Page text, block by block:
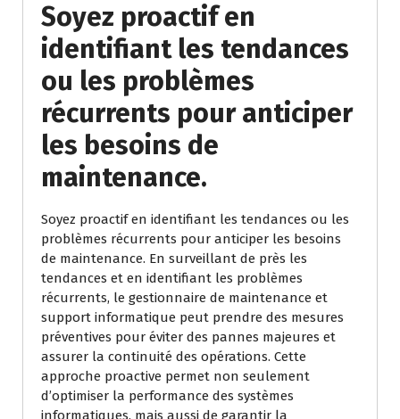
Soyez proactif en
identifiant les tendances
ou les problèmes
récurrents pour anticiper
les besoins de
maintenance.
Soyez proactif en identifiant les tendances ou les
problèmes récurrents pour anticiper les besoins
de maintenance. En surveillant de près les
tendances et en identifiant les problèmes
récurrents, le gestionnaire de maintenance et
support informatique peut prendre des mesures
préventives pour éviter des pannes majeures et
assurer la continuité des opérations. Cette
approche proactive permet non seulement
d’optimiser la performance des systèmes
informatiques, mais aussi de garantir la